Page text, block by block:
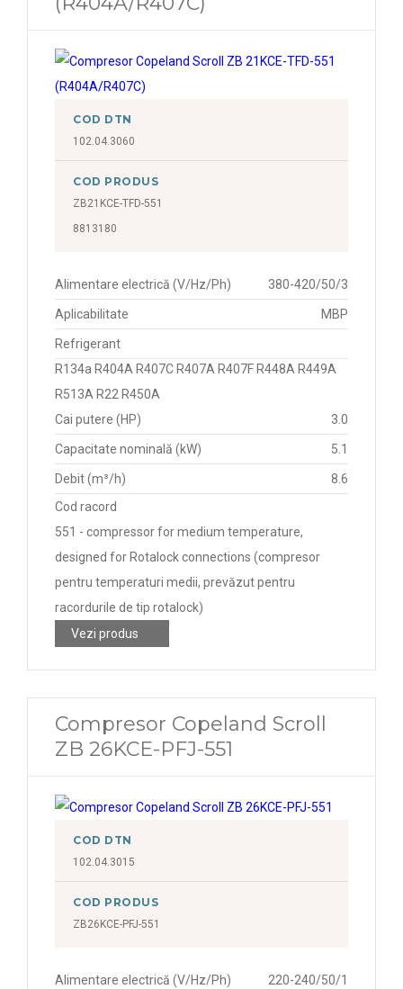
COD DTN
102.04.3060
COD PRODUS
ZB21KCE-TFD-551
8813180
Alimentare electrică (V/Hz/Ph) 380-420/50/3
Aplicabilitate MBP
Refrigerant
R134a R404A R407C R407A R407F R448A R449A
R513A R22 R450A
Cai putere (HP)
3.0
Capacitate nominală (kW) 5.1
Debit (m³/h)
8.6
Cod racord
551 - compressor for medium temperature,
designed for Rotalock connections (compresor
pentru temperaturi medii, prevăzut pentru
racordurile de tip rotalock)
Vezi produs
Compresor Copeland Scroll
ZB 26KCE-PFJ-551
COD DTN
102.04.3015
COD PRODUS
ZB26KCE-PFJ-551
Alimentare electrică (V/Hz/Ph) 220-240/50/1